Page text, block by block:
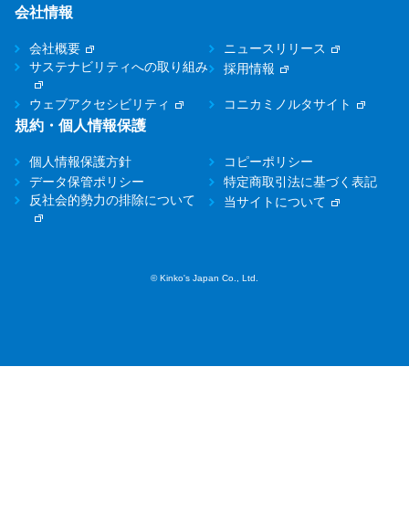
会社情報
会社概要
ニュースリリース
サステナビリティへの取り組み
採用情報
ウェブアクセシビリティ コニカミノルタサイト
規約・個人情報保護
個人情報保護方針
コピーポリシー
データ保管ポリシー
特定商取引法に基づく表記
反社会的勢力の排除について
当サイトについて
© Kinko's Japan Co., Ltd.